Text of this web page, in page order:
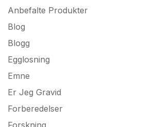
Anbefalte Produkter
Blog
Blogg
Egglosning
Emne
Er Jeg Gravid
Forberedelser